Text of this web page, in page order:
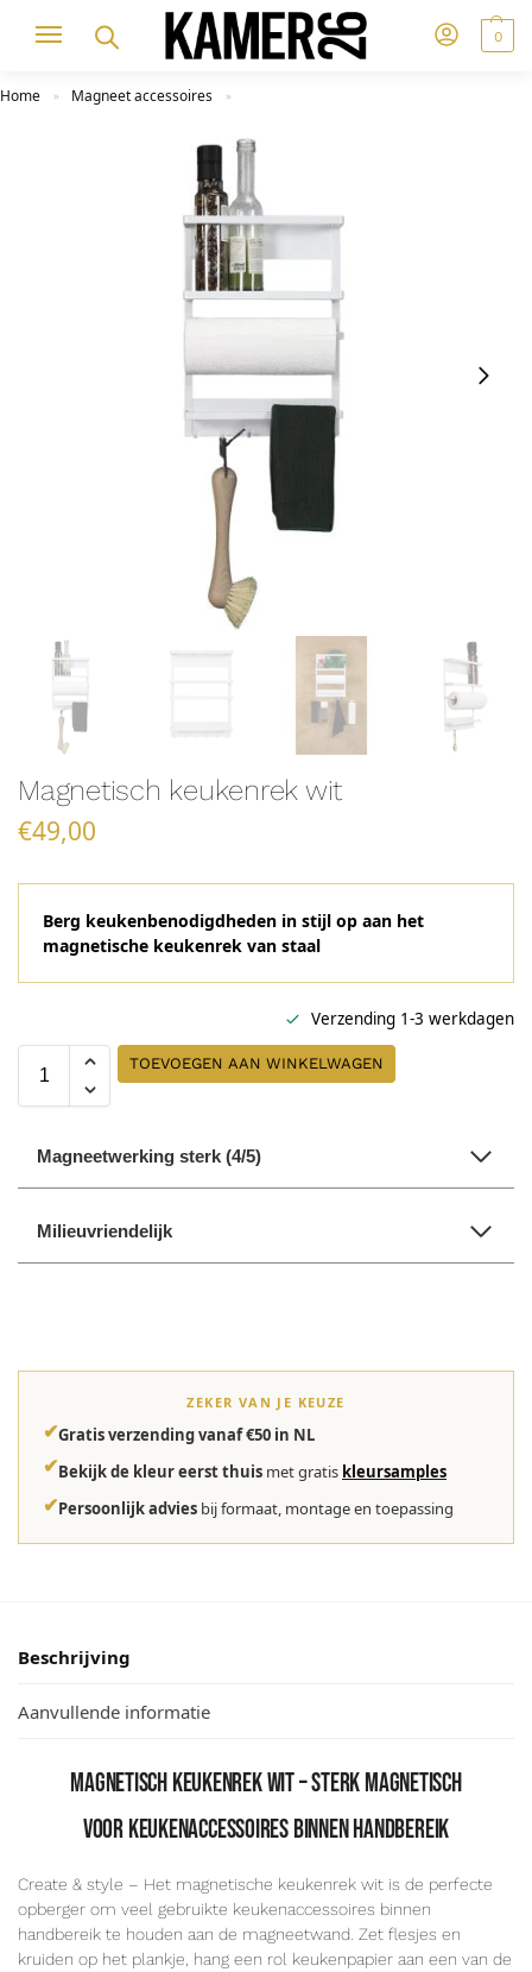
0
Home » Magneet accessoires »
Magnetisch keukenrek wit
€49,00
Berg keukenbenodigdheden in stijl op aan het
magnetische keukenrek van staal
Verzending 1-3 werkdagen
TOEVOEGEN AAN WINKELWAGEN
Magneetwerking sterk (4/5)
Milieuvriendelijk
ZEKER VAN JE KEUZE
✔Gratis verzending vanaf €50 in NL
✔Bekijk de kleur eerst thuis met gratis kleursamples
✔Persoonlijk advies bij formaat, montage en toepassing
Beschrijving
Aanvullende informatie
Magnetisch keukenrek wit – sterk magnetisch
voor keukenaccessoires binnen handbereik
Create & style – Het magnetische keukenrek wit is de perfecte
opberger om veel gebruikte keukenaccessoires binnen
handbereik te houden aan de magneetwand. Zet flesjes en
kruiden op het plankje, hang een rol keukenpapier aan een van de